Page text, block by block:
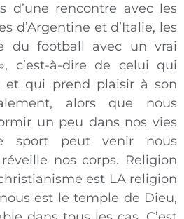
d’une rencontre avec les
d’Argentine et d’Italie, les
du football avec un vrai
», c’est-à-dire de celui qui
et qui prend plaisir à son
alors que nous
un peu dans nos vies
sport peut venir nous
nos corps. Religion
est LA religion
est le temple de Dieu,